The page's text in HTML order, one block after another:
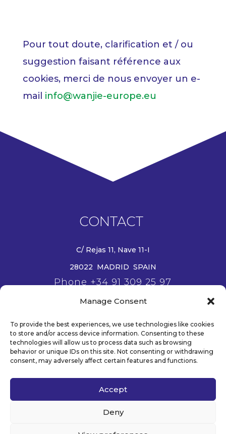
Manage Consent
To provide the best experiences, we use technologies like cookies
to store and/or access device information. Consenting to these
technologies will allow us to process data such as browsing
behavior or unique IDs on this site. Not consenting or withdrawing
consent, may adversely affect certain features and functions.
Accept
Deny
Pour tout doute, clarification et / ou
suggestion faisant référence aux
cookies, merci de nous envoyer un e-
mail info@wanjie-europe.eu
CONTACT
C/ Rejas 11, Nave 11-I
28022 MADRID SPAIN
Phone +34 91 309 25 97
Email info@wanjie-europe.eu
Legal /Privacy Policy / Cookies
Policy
© 2026 WANJIE EUROPE . TODOS LOS DERECHOS